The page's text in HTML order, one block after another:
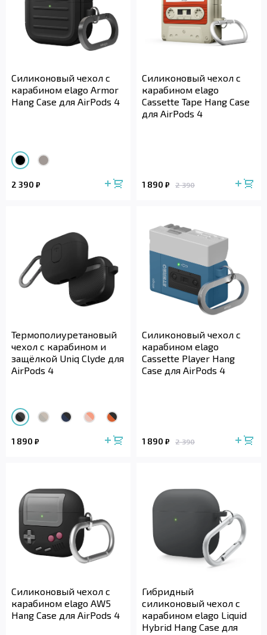
Силиконовый чехол с
карабином elago Armor
Hang Case для AirPods 4
2 390 ₽
Силиконовый чехол с
карабином elago
Cassette Tape Hang Case
для AirPods 4
1 890 ₽ 2 390
Термополиуретановый
чехол с карабином и
защёлкой Uniq Clyde для
AirPods 4
1 890 ₽
Силиконовый чехол с
карабином elago
Cassette Player Hang
Case для AirPods 4
1 890 ₽ 2 390
Силиконовый чехол с
карабином elago AW5
Hang Case для AirPods 4
Гибридный
силиконовый чехол с
карабином elago Liquid
Hybrid Hang Case для